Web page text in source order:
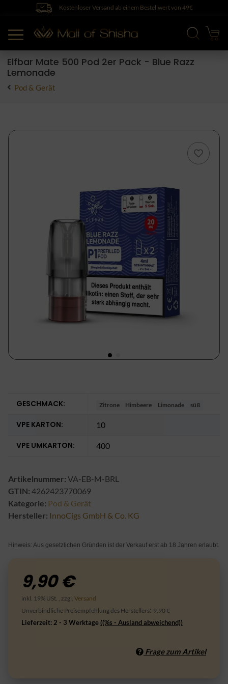
Kostenloser Versand ab einem Bestellwert von 49€
Elfbar Mate 500 Pod 2er Pack - Blue Razz
Lemonade
Pod & Gerät
GESCHMACK: Zitrone Himbeere Limonade süß
VPE KARTON: 10
VPE UMKARTON: 400
Artikelnummer: VA-EB-M-BRL
GTIN: 4262423770069
Kategorie: Pod & Gerät
Hersteller: InnoCigs GmbH & Co. KG
Hinweis: Aus gesetzlichen Gründen ist der Verkauf erst ab 18 Jahren erlaubt.
9,90 €
inkl. 19% USt. , zzgl. Versand
Unverbindliche Preisempfehlung des Herstellers: 9,90 €
Lieferzeit: 2 - 3 Werktage ((%s - Ausland abweichend))
Frage zum Artikel